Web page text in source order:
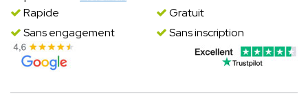
Rapide
Gratuit
Sans engagement
Sans inscription